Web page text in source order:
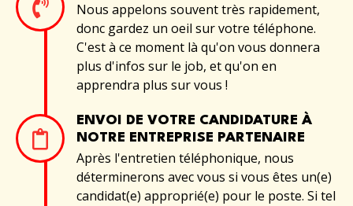
Nous appelons souvent très rapidement,
donc gardez un oeil sur votre téléphone.
C'est à ce moment là qu'on vous donnera
plus d'infos sur le job, et qu'on en
apprendra plus sur vous !
ENVOI DE VOTRE CANDIDATURE À
NOTRE ENTREPRISE PARTENAIRE
Après l'entretien téléphonique, nous
déterminerons avec vous si vous êtes un(e)
candidat(e) approprié(e) pour le poste. Si tel